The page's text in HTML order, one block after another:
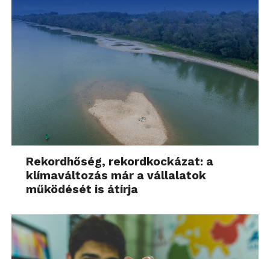
Rekordhőség, rekordkockázat: a
klímaváltozás már a vállalatok
működését is átírja